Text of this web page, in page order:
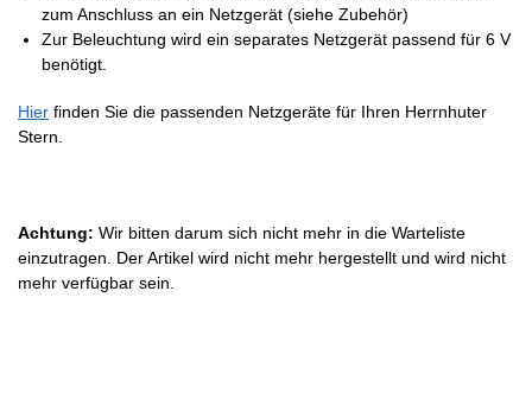
zum Anschluss an ein Netzgerät (siehe Zubehör)
Zur Beleuchtung wird ein separates Netzgerät passend für 6 V
benötigt.
Hier finden Sie die passenden Netzgeräte für Ihren Herrnhuter
Stern.
Achtung: Wir bitten darum sich nicht mehr in die Warteliste
einzutragen. Der Artikel wird nicht mehr hergestellt und wird nicht
mehr verfügbar sein.